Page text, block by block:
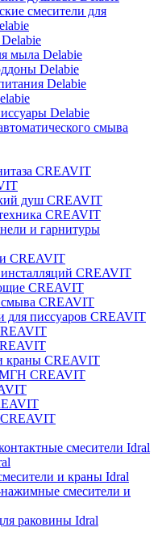
смесители для
мыла Delabie
Delabie
Delabie
Delabie
смыва
CREAVIT
душ CREAVIT
CREAVIT
и гарнитуры
CREAVIT
CREAVIT
CREAVIT
CREAVIT
для писсуаров CREAVIT
краны CREAVIT
МГН CREAVIT
смесители Idral
и краны Idral
смесители и
раковины Idral